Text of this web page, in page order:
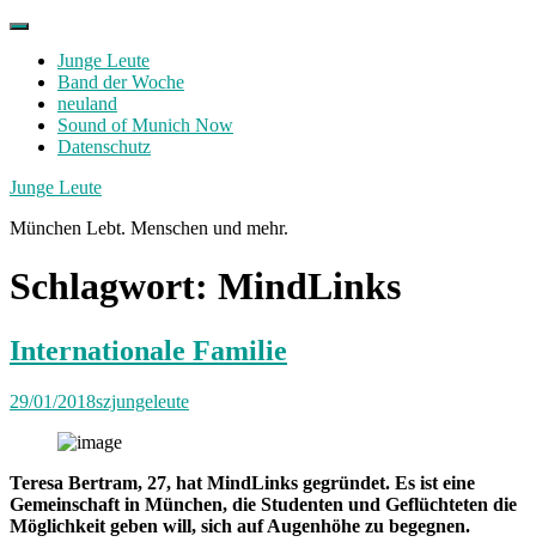
Skip
contentJunge Leute
Band der Woche
neuland
Sound of Munich Now
Datenschutz
Facebook
Twitter
Instagram
Junge Leute
München Lebt. Menschen und mehr.
Schlagwort: MindLinks
Internationale Familie
29/01/2018szjungeleute
Teresa Bertram, 27, hat MindLinks gegründet. Es ist eine
Gemeinschaft in München, die Studenten und Geflüchteten die
Möglichkeit geben will, sich auf Augenhöhe zu begegnen.